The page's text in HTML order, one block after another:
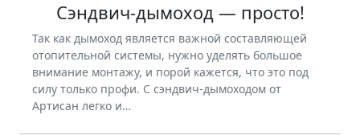
Сэндвич-дымоход — просто!
Так как дымоход является важной составляющей
отопительной системы, нужно уделять большое
внимание монтажу, и порой кажется, что это под
силу только профи. С сэндвич-дымоходом от
Артисан легко и…